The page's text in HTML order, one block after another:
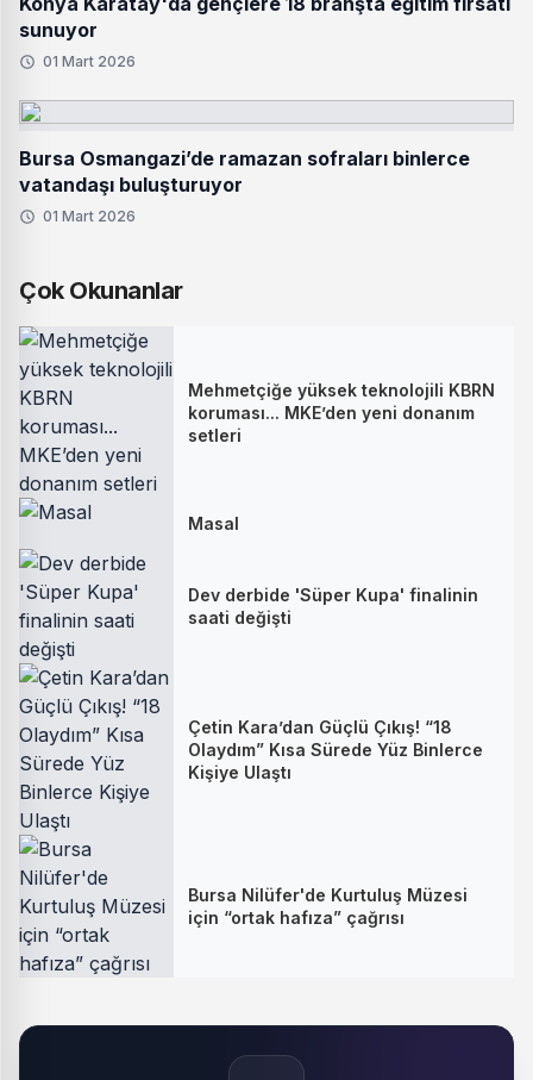
sunuyor
01 Mart 2026
Bursa Osmangazi’de ramazan sofraları binlerce
vatandaşı buluşturuyor
01 Mart 2026
Çok Okunanlar
Mehmetçiğe yüksek teknolojili KBRN
koruması... MKE’den yeni donanım
setleri
Masal
Dev derbide 'Süper Kupa' finalinin
saati değişti
Çetin Kara’dan Güçlü Çıkış! “18
Olaydım” Kısa Sürede Yüz Binlerce
Kişiye Ulaştı
Bursa Nilüfer'de Kurtuluş Müzesi
için “ortak hafıza” çağrısı